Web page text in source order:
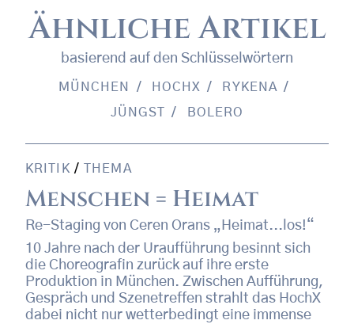
Ähnliche Artikel
basierend auf den Schlüsselwörtern
MÜNCHEN HOCHX
RYKENA
JÜNGST
BOLERO
KRITIK / THEMA
Menschen = Heimat
Re-Staging von Ceren Orans „Heimat...los!“
10 Jahre nach der Uraufführung besinnt sich
die Choreografin zurück auf ihre erste
Produktion in München. Zwischen Aufführung,
Gespräch und Szenetreffen strahlt das HochX
dabei nicht nur wetterbedingt eine immense